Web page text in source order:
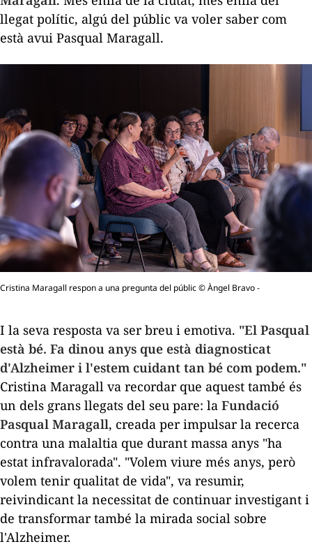
llegat polític, algú del públic va voler saber com
està avui Pasqual Maragall.
Cristina Maragall respon a una pregunta del públic © Àngel Bravo -
I la seva resposta va ser breu i emotiva. "El Pasqual
està bé. Fa dinou anys que està diagnosticat
d'Alzheimer i l'estem cuidant tan bé com podem."
Cristina Maragall va recordar que aquest també és
un dels grans llegats del seu pare: la Fundació
Pasqual Maragall, creada per impulsar la recerca
contra una malaltia que durant massa anys "ha
estat infravalorada". "Volem viure més anys, però
volem tenir qualitat de vida", va resumir,
reivindicant la necessitat de continuar investigant i
de transformar també la mirada social sobre
l'Alzheimer.